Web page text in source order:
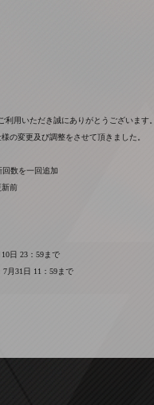
用いただき誠にありがとうございます。
の変更及び調整をさせて頂きました。
数を一回追加
新前
日 23：59まで
31日 11：59まで